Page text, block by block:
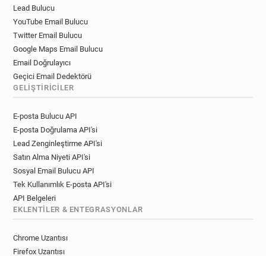
Lead Bulucu
YouTube Email Bulucu
Twitter Email Bulucu
Google Maps Email Bulucu
Email Doğrulayıcı
Geçici Email Dedektörü
GELIŞTIRICILER
E-posta Bulucu API
E-posta Doğrulama API'si
Lead Zenginleştirme API'si
Satın Alma Niyeti API'si
Sosyal Email Bulucu API
Tek Kullanımlık E-posta API'si
API Belgeleri
EKLENTILER & ENTEGRASYONLAR
Chrome Uzantısı
Firefox Uzantısı